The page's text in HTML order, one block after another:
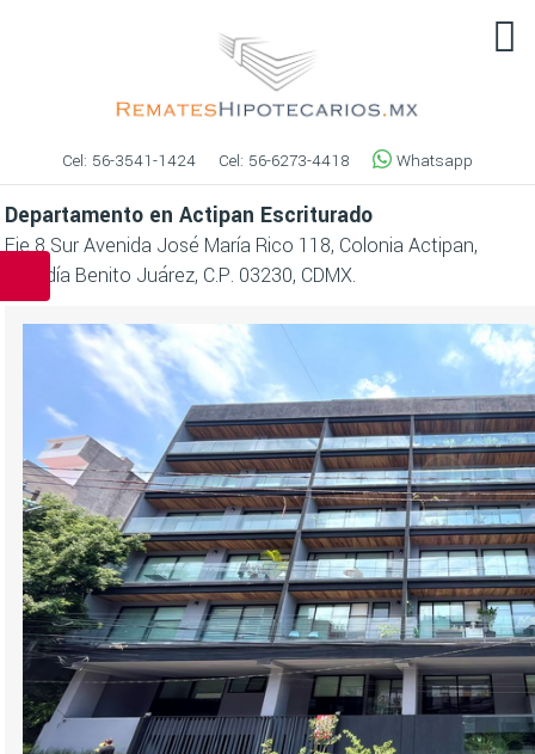
Cel: 56-3541-1424 Cel: 56-6273-4418 Whatsapp
Departamento en Actipan Escriturado
Eje 8 Sur Avenida José María Rico 118, Colonia Actipan,
Alcaldía Benito Juárez, C.P. 03230, CDMX.